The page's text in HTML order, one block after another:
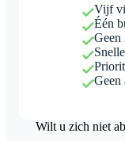
Vijf
Één
Geen
Geen
Wilt u zich niet